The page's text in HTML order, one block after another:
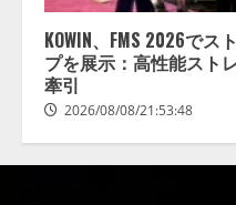
KOWIN、FMS 2026で
プを展示：高性能スト
牽引
2026/08/08/21:53:48